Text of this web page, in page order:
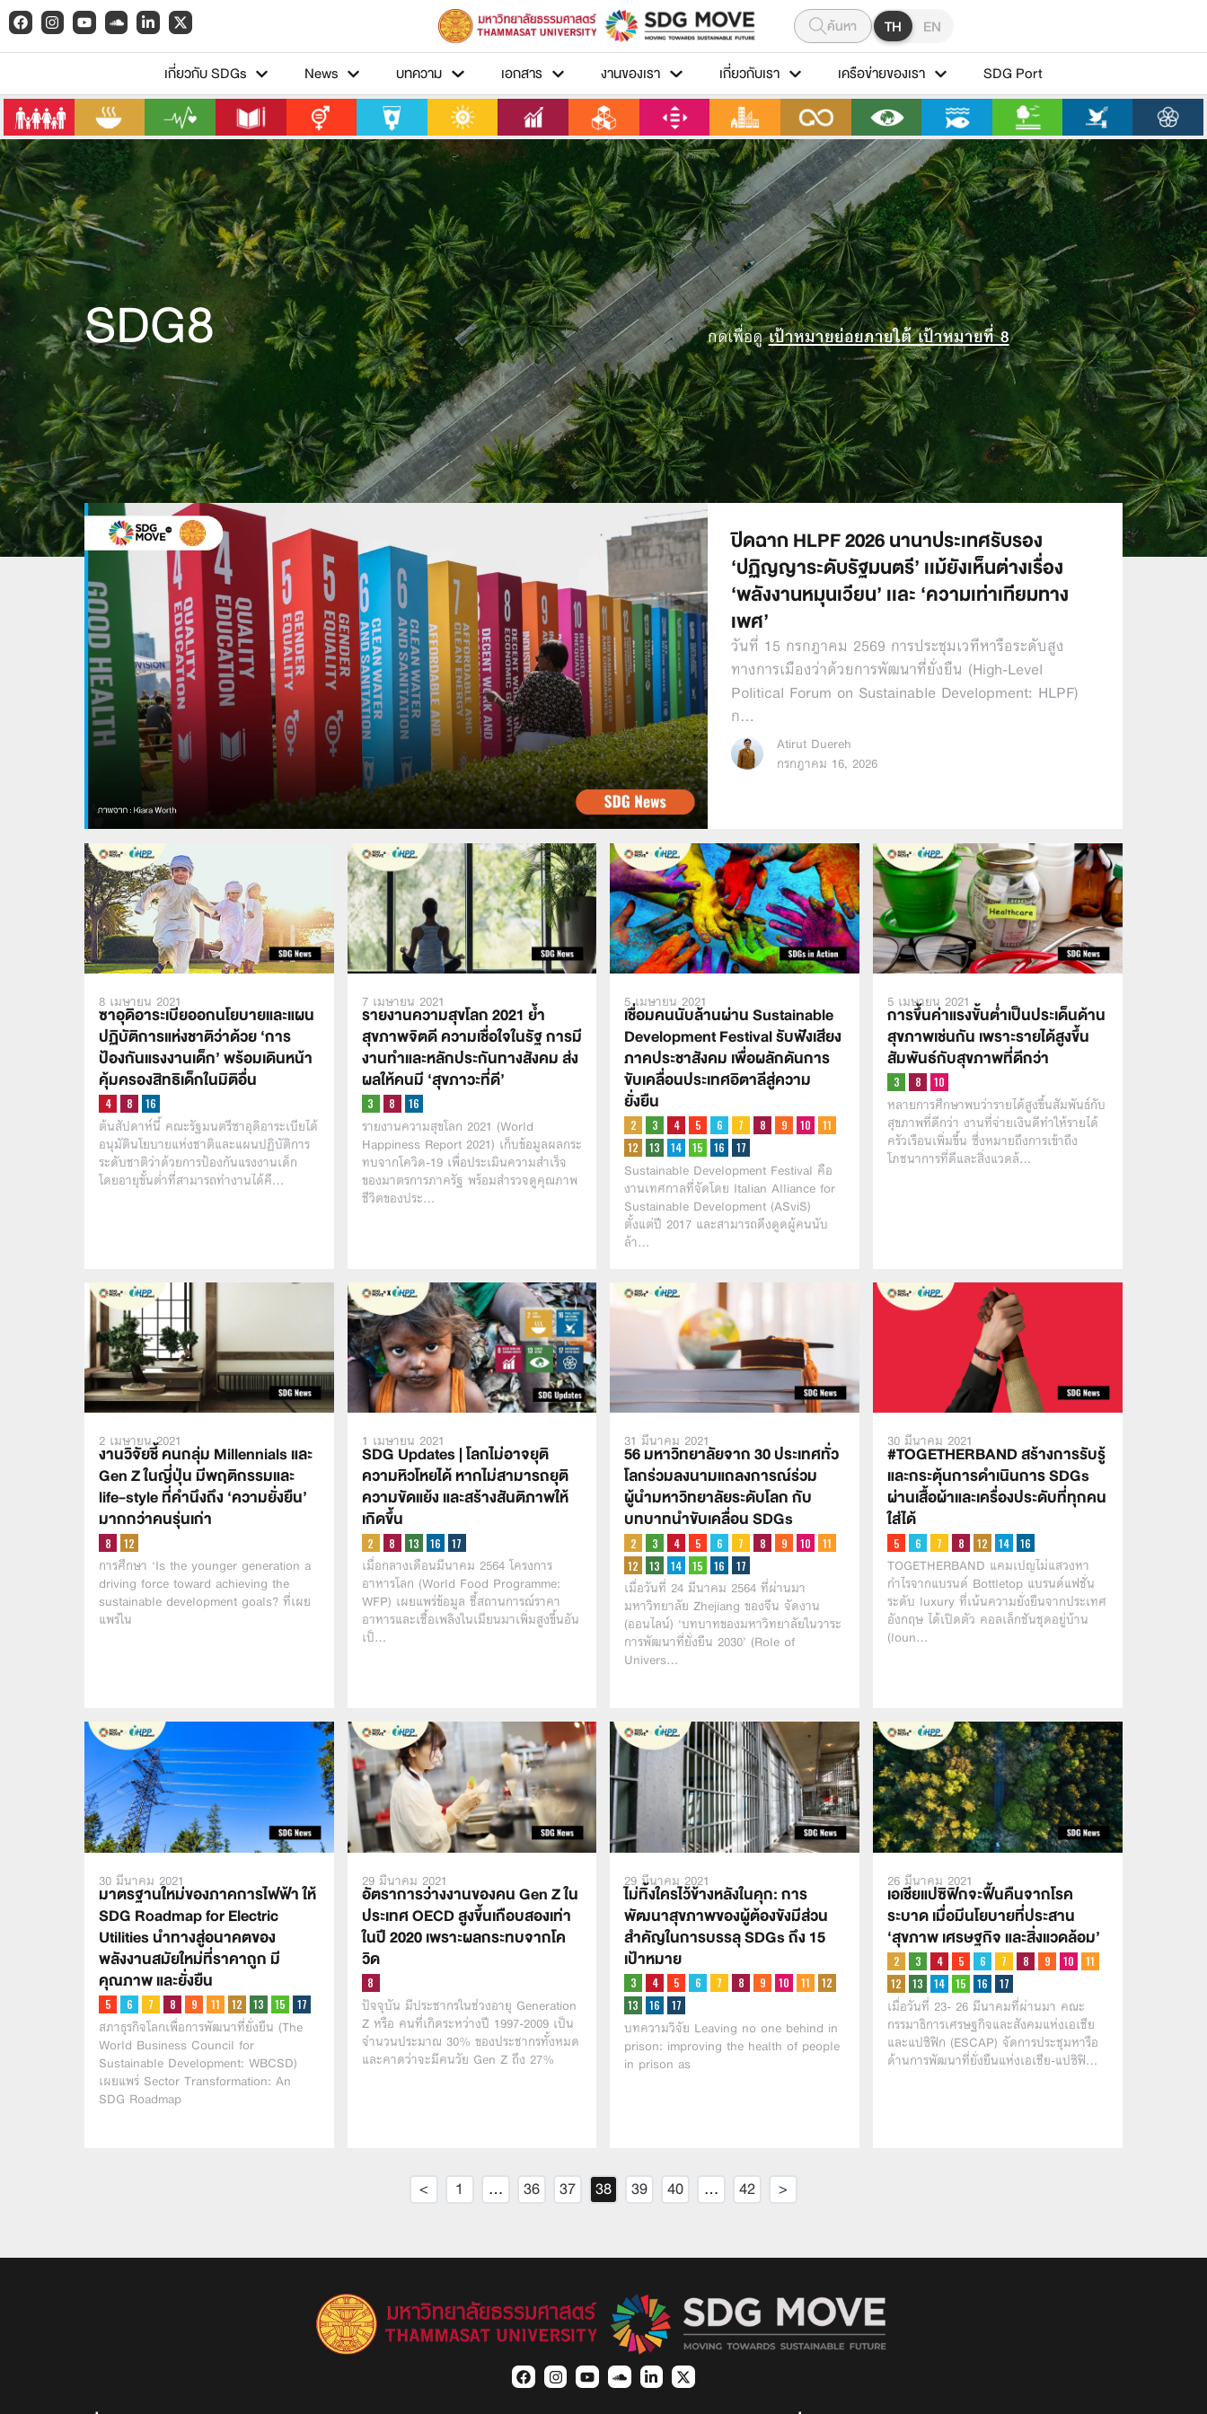
ค้นหา TH EN
เกี่ยวกับ SDGs News บทความ เอกสาร งานของเรา เกี่ยวกับเรา เครือข่ายของเรา SDG Port
SDG8 กดเพื่อดูเป้าหมายย่อยภายใต้ เป้าหมายที่ 8
ปิดฉาก HLPF 2026 นานาประเทศรับรอง
‘ปฏิญญาระดับรัฐมนตรี’ เเม้ยังเห็นต่างเรื่อง
‘พลังงานหมุนเวียน’ เเละ ‘ความเท่าเทียมทาง
เพศ’
วันที่ 15 กรกฎาคม 2569 การประชุมเวทีหารือระดับสูง
ทางการเมืองว่าด้วยการพัฒนาที่ยั่งยืน (High-Level
Political Forum on Sustainable Development: HLPF)
ก…
Atirut Duereh
กรกฎาคม 16, 2026
8 เมษายน 2021
ซาอุดิอาระเบียออกนโยบายและแผน
ปฏิบัติการแห่งชาติว่าด้วย ‘การ
ป้องกันแรงงานเด็ก’ พร้อมเดินหน้า
คุ้มครองสิทธิเด็กในมิติอื่น
ต้นสัปดาห์นี้ คณะรัฐมนตรีซาอุดิอาระเบียได้
อนุมัตินโยบายแห่งชาติและแผนปฏิบัติการ
ระดับชาติว่าด้วยการป้องกันแรงงานเด็ก
โดยอายุขั้นต่ำที่สามารถทำงานได้คื…
7 เมษายน 2021
รายงานความสุขโลก 2021 ย้ำ
สุขภาพจิตดี ความเชื่อใจในรัฐ การมี
งานทำและหลักประกันทางสังคม ส่ง
ผลให้คนมี ‘สุขภาวะที่ดี’
รายงานความสุขโลก 2021 (World
Happiness Report 2021) เก็บข้อมูลผลกระ
ทบจากโควิด-19 เพื่อประเมินความสำเร็จ
ของมาตรการภาครัฐ พร้อมสำรวจดูคุณภาพ
ชีวิตของประ…
5 เมษายน 2021
เชื่อมคนนับล้านผ่าน Sustainable
Development Festival รับฟังเสียง
ภาคประชาสังคม เพื่อผลักดันการ
ขับเคลื่อนประเทศอิตาลีสู่ความ
ยั่งยืน
Sustainable Development Festival คือ
งานเทศกาลที่จัดโดย Italian Alliance for
Sustainable Development (ASviS)
ตั้งแต่ปี 2017 และสามารถดึงดูดผู้คนนับ
ล้า…
5 เมษายน 2021
การขึ้นค่าแรงขั้นต่ำเป็นประเด็นด้าน
สุขภาพเช่นกัน เพราะรายได้สูงขึ้น
สัมพันธ์กับสุขภาพที่ดีกว่า
หลายการศึกษาพบว่ารายได้สูงขึ้นสัมพันธ์กับ
สุขภาพที่ดีกว่า งานที่จ่ายเงินดีทำให้รายได้
ครัวเรือนเพิ่มขึ้น ซึ่งหมายถึงการเข้าถึง
โภชนาการที่ดีและสิ่งแวดล้…
2 เมษายน 2021
งานวิจัยชี้ คนกลุ่ม Millennials และ
Gen Z ในญี่ปุ่น มีพฤติกรรมและ
life-style ที่คำนึงถึง ‘ความยั่งยืน’
มากกว่าคนรุ่นเก่า
การศึกษา ‘Is the younger generation a
driving force toward achieving the
sustainable development goals? ที่เผย
แพร่ใน
1 เมษายน 2021
SDG Updates | โลกไม่อาจยุติ
ความหิวโหยได้ หากไม่สามารถยุติ
ความขัดแย้ง และสร้างสันติภาพให้
เกิดขึ้น
เมื่อกลางเดือนมีนาคม 2564 โครงการ
อาหารโลก (World Food Programme:
WFP) เผยแพร่ข้อมูล ชี้สถานการณ์ราคา
อาหารและเชื้อเพลิงในเมียนมาเพิ่มสูงขึ้นอัน
เป็…
31 มีนาคม 2021
56 มหาวิทยาลัยจาก 30 ประเทศทั่ว
โลกร่วมลงนามแถลงการณ์ร่วม
ผู้นำมหาวิทยาลัยระดับโลก กับ
บทบาทนำขับเคลื่อน SDGs
เมื่อวันที่ 24 มีนาคม 2564 ที่ผ่านมา
มหาวิทยาลัย Zhejiang ของจีน จัดงาน
(ออนไลน์) ‘บทบาทของมหาวิทยาลัยในวาระ
การพัฒนาที่ยั่งยืน 2030’ (Role of
Univers…
30 มีนาคม 2021
#TOGETHERBAND สร้างการรับรู้
และกระตุ้นการดำเนินการ SDGs
ผ่านเสื้อผ้าและเครื่องประดับที่ทุกคน
ใส่ได้
TOGETHERBAND แคมเปญไม่แสวงหา
กำไรจากแบรนด์ Bottletop แบรนด์แฟชั่น
ระดับ luxury ที่เน้นความยั่งยืนจากประเทศ
อังกฤษ ได้เปิดตัว คอลเล็กชันชุดอยู่บ้าน
(loun…
30 มีนาคม 2021
มาตรฐานใหม่ของภาคการไฟฟ้า ให้
SDG Roadmap for Electric
Utilities นำทางสู่อนาคตของ
พลังงานสมัยใหม่ที่ราคาถูก มี
คุณภาพ และยั่งยืน
สภาธุรกิจโลกเพื่อการพัฒนาที่ยั่งยืน (The
World Business Council for
Sustainable Development: WBCSD)
เผยแพร่ Sector Transformation: An
SDG Roadmap
29 มีนาคม 2021
อัตราการว่างงานของคน Gen Z ใน
ประเทศ OECD สูงขึ้นเกือบสองเท่า
ในปี 2020 เพราะผลกระทบจากโค
วิด
ปัจจุบัน มีประชากรในช่วงอายุ Generation
Z หรือ คนที่เกิดระหว่างปี 1997-2009 เป็น
จำนวนประมาณ 30% ของประชากรทั้งหมด
และคาดว่าจะมีคนวัย Gen Z ถึง 27%
29 มีนาคม 2021
ไม่ทิ้งใครไว้ข้างหลังในคุก: การ
พัฒนาสุขภาพของผู้ต้องขังมีส่วน
สำคัญในการบรรลุ SDGs ถึง 15
เป้าหมาย
บทความวิจัย Leaving no one behind in
prison: improving the health of people
in prison as
26 มีนาคม 2021
เอเชียแปซิฟิกจะฟื้นคืนจากโรค
ระบาด เมื่อมีนโยบายที่ประสาน
‘สุขภาพ เศรษฐกิจ และสิ่งแวดล้อม’
เมื่อวันที่ 23- 26 มีนาคมที่ผ่านมา คณะ
กรรมาธิการเศรษฐกิจและสังคมแห่งเอเชีย
และแปซิฟิก (ESCAP) จัดการประชุมหารือ
ด้านการพัฒนาที่ยั่งยืนแห่งเอเชีย-แปซิฟิ…
< 1 … 36 37 38 39 40 … 42 >